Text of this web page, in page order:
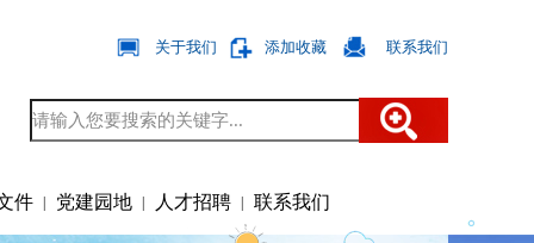
关于我们
添加收藏
联系我们
件 | 党建园地 | 人才招聘 | 联系我们